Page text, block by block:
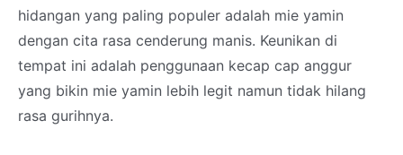
hidangan yang paling populer adalah mie yamin
dengan cita rasa cenderung manis. Keunikan di
tempat ini adalah penggunaan kecap cap anggur
yang bikin mie yamin lebih legit namun tidak hilang
rasa gurihnya.